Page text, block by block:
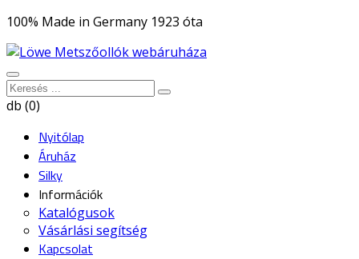
100% Made in Germany 1923 óta
db (0)
Nyitólap
Áruház
Silky
Információk
Katalógusok
Vásárlási segítség
Kapcsolat